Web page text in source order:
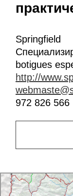
Springfield
botigues
http://
972 826 566